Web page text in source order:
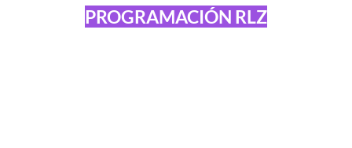
PROGRAMACIÓN RLZ